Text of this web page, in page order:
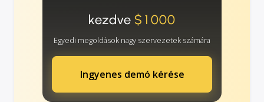
kezdve$1000
Egyedi megoldások nagy szervezetek számára
Ingyenes demó kérése